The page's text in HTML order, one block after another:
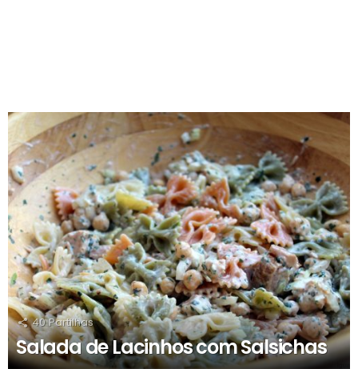
RECOMENDADOS
40 Partilhas
Salada de Lacinhos com Salsichas